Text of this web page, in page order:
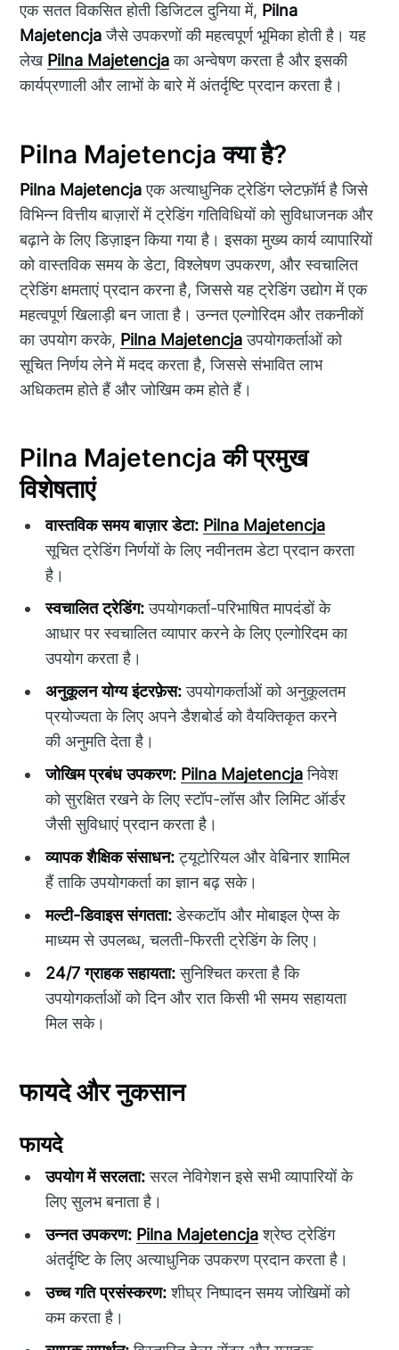
एक सतत विकसित होती डिजिटल दुनिया में, Pilna
Majetencjaजैसे उपकरणों की महत्वपूर्ण भूमिका होती है। यह
लेख Pilna Majetencjaका अन्वेषण करता है और इसकी
कार्यप्रणाली और लाभों के बारे में अंतर्दृष्टि प्रदान करता है।
Pilna Majetencja क्या है?
Pilna Majetencjaएक अत्याधुनिक ट्रेडिंग प्लेटफ़ॉर्म है जिसे
विभिन्न वित्तीय बाज़ारों में ट्रेडिंग गतिविधियों को सुविधाजनक और
बढ़ाने के लिए डिज़ाइन किया गया है। इसका मुख्य कार्य व्यापारियों
को वास्तविक समय के डेटा, विश्लेषण उपकरण, और स्वचालित
ट्रेडिंग क्षमताएं प्रदान करना है, जिससे यह ट्रेडिंग उद्योग में एक
महत्वपूर्ण खिलाड़ी बन जाता है। उन्नत एल्गोरिदम और तकनीकों
का उपयोग करके, Pilna Majetencjaउपयोगकर्ताओं को
सूचित निर्णय लेने में मदद करता है, जिससे संभावित लाभ
अधिकतम होते हैं और जोखिम कम होते हैं।
Pilna Majetencja की प्रमुख
विशेषताएं
वास्तविक समय बाज़ार डेटा: Pilna Majetencja
सूचित ट्रेडिंग निर्णयों के लिए नवीनतम डेटा प्रदान करता
है।
स्वचालित ट्रेडिंग:उपयोगकर्ता-परिभाषित मापदंडों के
आधार पर स्वचालित व्यापार करने के लिए एल्गोरिदम का
उपयोग करता है।
अनुकूलन योग्य इंटरफ़ेस:उपयोगकर्ताओं को अनुकूलतम
प्रयोज्यता के लिए अपने डैशबोर्ड को वैयक्तिकृत करने
की अनुमति देता है।
जोखिम प्रबंध उपकरण: Pilna Majetencjaनिवेश
को सुरक्षित रखने के लिए स्टॉप-लॉस और लिमिट ऑर्डर
जैसी सुविधाएं प्रदान करता है।
व्यापक शैक्षिक संसाधन:ट्यूटोरियल और वेबिनार शामिल
हैं ताकि उपयोगकर्ता का ज्ञान बढ़ सके।
मल्टी-डिवाइस संगतता:डेस्कटॉप और मोबाइल ऐप्स के
माध्यम से उपलब्ध, चलती-फिरती ट्रेडिंग के लिए।
24/7 ग्राहक सहायता:सुनिश्चित करता है कि
उपयोगकर्ताओं को दिन और रात किसी भी समय सहायता
मिल सके।
फायदे और नुकसान
फायदे
उपयोग में सरलता:सरल नेविगेशन इसे सभी व्यापारियों के
लिए सुलभ बनाता है।
उन्नत उपकरण: Pilna Majetencjaश्रेष्ठ ट्रेडिंग
अंतर्दृष्टि के लिए अत्याधुनिक उपकरण प्रदान करता है।
उच्च गति प्रसंस्करण:शीघ्र निष्पादन समय जोखिमों को
कम करता है।